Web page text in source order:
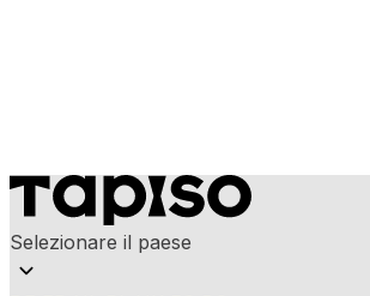
Selezionare il paese